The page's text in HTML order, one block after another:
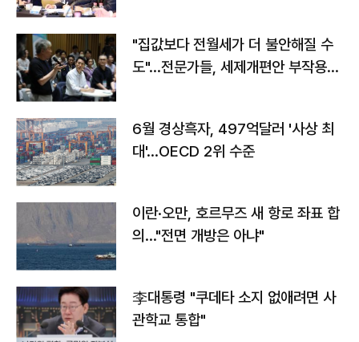
"집값보다 전월세가 더 불안해질 수
도"…전문가들, 세제개편안 부작용
6월 경상흑자, 497억달러 '사상 최
대'…OECD 2위 수준
이란·오만, 호르무즈 새 항로 좌표 합
의…"전면 개방은 아냐"
李대통령 "쿠데타 소지 없애려면 사
관학교 통합"